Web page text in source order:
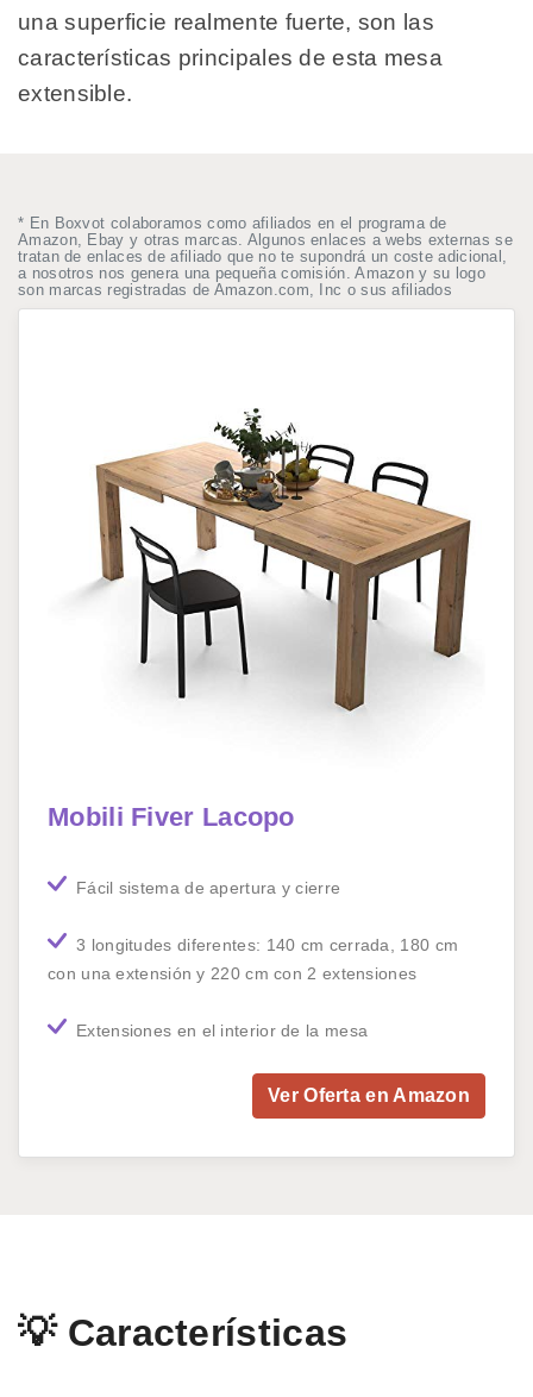
una superficie realmente fuerte, son las
características principales de esta mesa
extensible.
* En Boxvot colaboramos como afiliados en el programa de
Amazon, Ebay y otras marcas. Algunos enlaces a webs externas se
tratan de enlaces de afiliado que no te supondrá un coste adicional,
a nosotros nos genera una pequeña comisión. Amazon y su logo
son marcas registradas de Amazon.com, Inc o sus afiliados
Mobili Fiver Lacopo
Fácil sistema de apertura y cierre
3 longitudes diferentes: 140 cm cerrada, 180 cm
con una extensión y 220 cm con 2 extensiones
Extensiones en el interior de la mesa
Ver Oferta en Amazon
💡 Características